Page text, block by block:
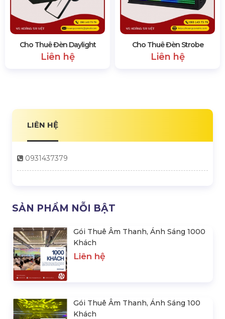
Cho Thuê Đèn Daylight
Liên hệ
Cho Thuê Đèn Strobe
Liên hệ
LIÊN HỆ
0931437379
SẢN PHẨM NỖI BẬT
Gói Thuê Âm Thanh, Ánh Sáng 1000
Khách
Liên hệ
Gói Thuê Âm Thanh, Ánh Sáng 100
Khách